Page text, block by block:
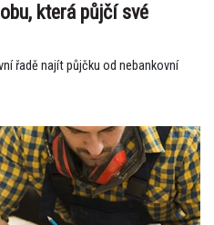
která půjčí své
řadě najít půjčku od nebankovní